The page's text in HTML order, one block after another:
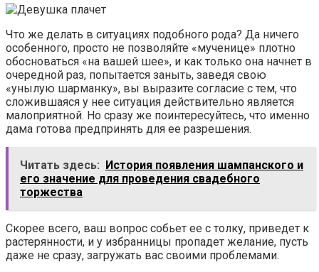
Что же делать в ситуациях подобного рода? Да ничего
особенного, просто не позволяйте «мученице» плотно
обосноваться «на вашей шее», и как только она начнет в
очередной раз, попытается заныть, заведя свою
«унылую шарманку», вы выразите согласие с тем, что
сложившаяся у нее ситуация действительно является
малоприятной. Но сразу же поинтересуйтесь, что именно
дама готова предпринять для ее разрешения.
Читать здесь: История появления шампанского и
его значение для проведения свадебного
торжества
Скорее всего, ваш вопрос собьет ее с толку, приведет к
растерянности, и у избранницы пропадет желание, пусть
даже не сразу, загружать вас своими проблемами.